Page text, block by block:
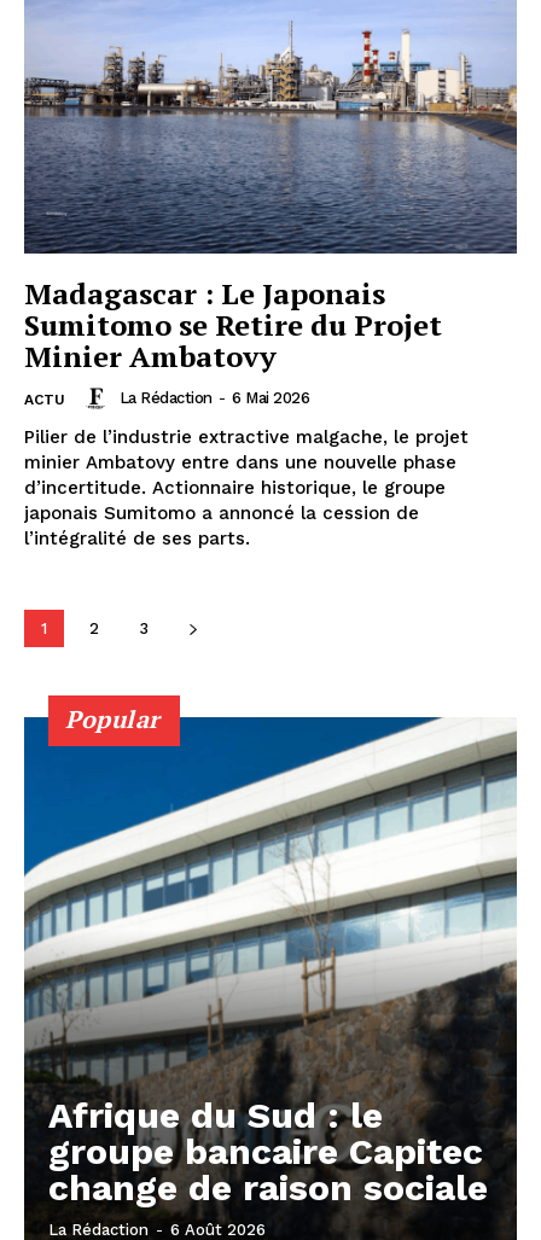
Madagascar : Le Japonais
Sumitomo se Retire du Projet
Minier Ambatovy
ACTU La Rédaction - 6 Mai 2026
Pilier de l’industrie extractive malgache, le projet
minier Ambatovy entre dans une nouvelle phase
d’incertitude. Actionnaire historique, le groupe
japonais Sumitomo a annoncé la cession de
l’intégralité de ses parts.
1 2 3
Popular
Afrique du Sud : le
groupe bancaire Capitec
change de raison sociale
La Rédaction - 6 Août 2026